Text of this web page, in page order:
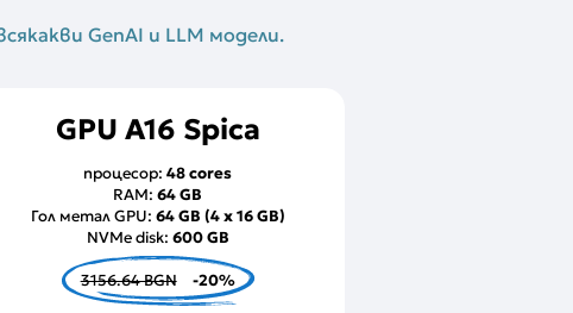
GenAI и LLM модели.
GPU A16 Spica
процесор:48 cores
RAM:64 GB
Гол метал GPU: 64 GB (4 x 16 GB)
NVMe disk: 600 GB
3156.64 BGN -20%